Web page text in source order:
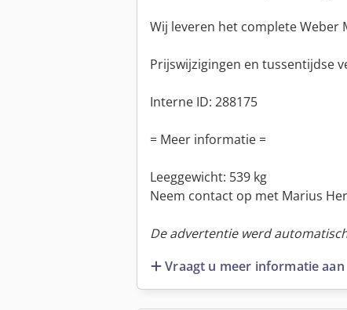
Wij leveren het complete Weber
Prijswijzigingen en tussentijdse
Interne ID: 288175
= Meer informatie =
Leeggewicht: 539 kg
Neem contact op met Marius
De advertentie werd
Vraagt u meer informatie aan